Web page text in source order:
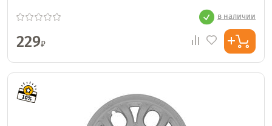
в наличии
229₽